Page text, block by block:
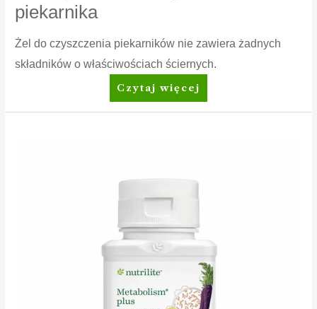
piekarnika
Żel do czyszczenia piekarników nie zawiera żadnych
składników o właściwościach ściernych.
Amway™
Żel
Czytaj więcej